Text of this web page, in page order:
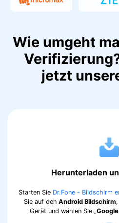
Wie umgeht
jetzt
Herunterladen
Starten Sie Dr.Fone - Bildschirm
Sie auf den Android Bildschirm
Gerät und wählen Sie „